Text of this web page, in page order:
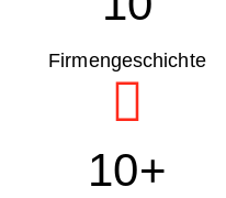
Firmengeschichte
10+